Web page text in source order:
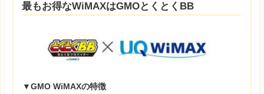
最もお得なWiMAXはGMOとくとくBB
▼GMO WiMAXの特徴